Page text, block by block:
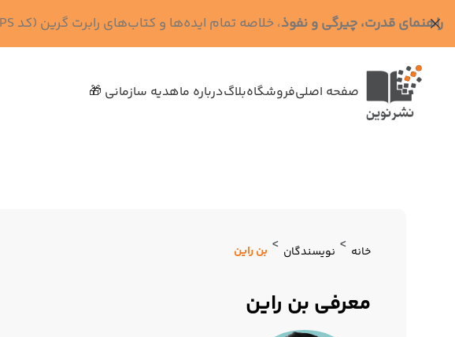
صفحه اصلیفروشگاهبلاگدرباره ماهدیه سازمانی 🎁
خانه > نویسندگان > بن راین
معرفی بن راین
راهنمای قدرت، چیرگی و نفوذ، خلاصه تمام ایده‌ها و کتاب‌های رابرت گرین (کد MPS - ده درصد تخفیف و ارسال رایگان)